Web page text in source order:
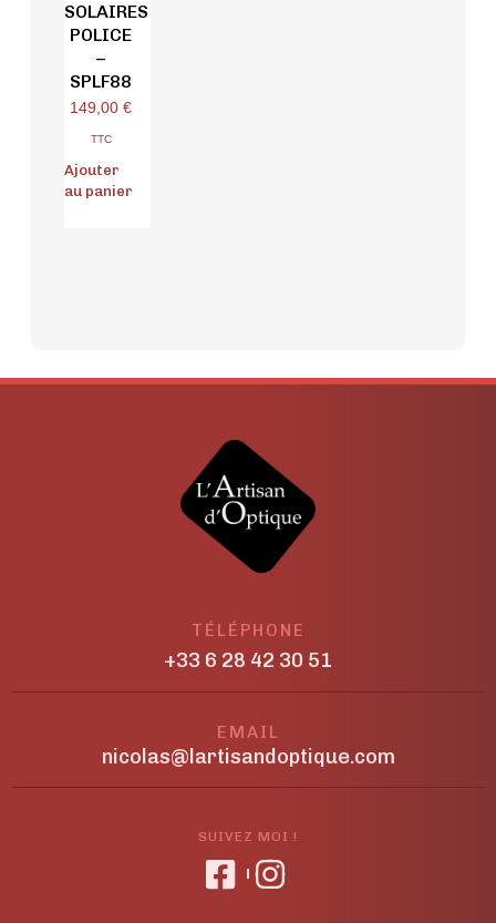
SOLAIRES
POLICE
–
SPLF88
149,00 €
TTC
Ajouter
au panier
TÉLÉPHONE
+33 6 28 42 30 51
EMAIL
nicolas@lartisandoptique.com
SUIVEZ MOI !